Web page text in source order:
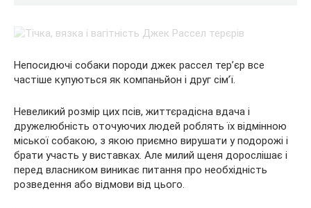
Непосидючі собаки породи джек рассел тер’єр все
частіше купуються як компаньйон і друг сім’ї.
Невеликий розмір цих псів, життєрадісна вдача і
дружелюбність оточуючих людей роблять їх відмінною
міської собакою, з якою приємно вирушати у подорожі і
брати участь увиставках. Але милий щеня дорослішає і
перед власником виникає питання про необхідність
розведення або відмови від цього.